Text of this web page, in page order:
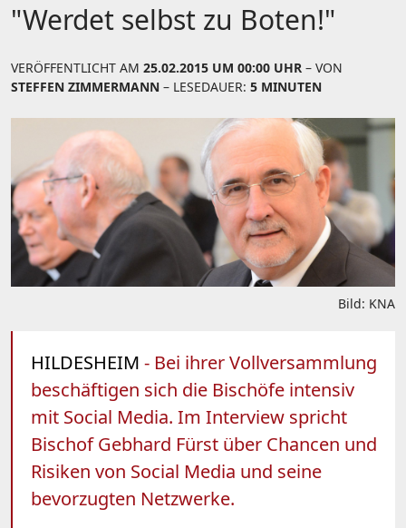
"Werdet selbst zu Boten!"
VERÖFFENTLICHT AM 25.02.2015 UM 00:00 UHR – VON
STEFFEN ZIMMERMANN – LESEDAUER: 5 MINUTEN
Bild: KNA
HILDESHEIM - Bei ihrer Vollversammlung
beschäftigen sich die Bischöfe intensiv
mit Social Media. Im Interview spricht
Bischof Gebhard Fürst über Chancen und
Risiken von Social Media und seine
bevorzugten Netzwerke.